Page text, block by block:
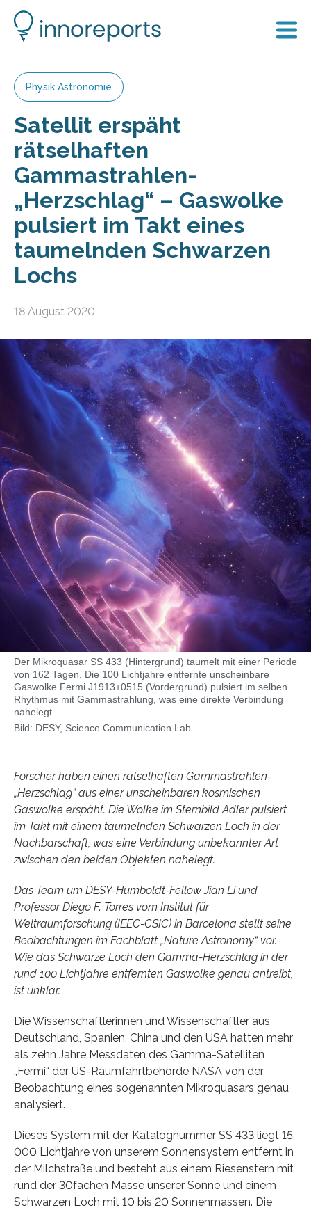
Physik Astronomie
Satellit erspäht
rätselhaften
Gammastrahlen-
„Herzschlag“ – Gaswolke
pulsiert im Takt eines
taumelnden Schwarzen
Lochs
18 August 2020
Der Mikroquasar SS 433 (Hintergrund) taumelt mit einer Periode
von 162 Tagen. Die 100 Lichtjahre entfernte unscheinbare
Gaswolke Fermi J1913+0515 (Vordergrund) pulsiert im selben
Rhythmus mit Gammastrahlung, was eine direkte Verbindung
nahelegt.
Bild: DESY, Science Communication Lab
Forscher haben einen rätselhaften Gammastrahlen-
„Herzschlag“ aus einer unscheinbaren kosmischen
Gaswolke erspäht. Die Wolke im Sternbild Adler pulsiert
im Takt mit einem taumelnden Schwarzen Loch in der
Nachbarschaft, was eine Verbindung unbekannter Art
zwischen den beiden Objekten nahelegt.
Das Team um DESY-Humboldt-Fellow Jian Li und
Professor Diego F. Torres vom Institut für
Weltraumforschung (IEEC-CSIC) in Barcelona stellt seine
Beobachtungen im Fachblatt „Nature Astronomy“ vor.
Wie das Schwarze Loch den Gamma-Herzschlag in der
rund 100 Lichtjahre entfernten Gaswolke genau antreibt,
ist unklar.
Die Wissenschaftlerinnen und Wissenschaftler aus
Deutschland, Spanien, China und den USA hatten mehr
als zehn Jahre Messdaten des Gamma-Satelliten
„Fermi“ der US-Raumfahrtbehörde NASA von der
Beobachtung eines sogenannten Mikroquasars genau
analysiert.
Dieses System mit der Katalognummer SS 433 liegt 15
000 Lichtjahre von unserem Sonnensystem entfernt in
der Milchstraße und besteht aus einem Riesenstern mit
rund der 30fachen Masse unserer Sonne und einem
Schwarzen Loch mit 10 bis 20 Sonnenmassen. Die